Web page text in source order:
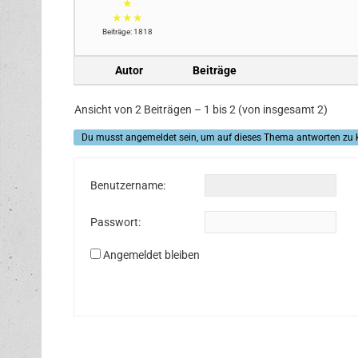
★
★★★
Beiträge: 1818
Autor Beiträge
Ansicht von 2 Beiträgen – 1 bis 2 (von insgesamt 2)
Du musst angemeldet sein, um auf dieses Thema antworten zu
Benutzername:
Passwort:
Angemeldet bleiben